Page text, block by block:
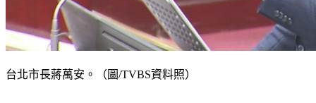
台北市長蔣萬安。（圖/TVBS資料照）